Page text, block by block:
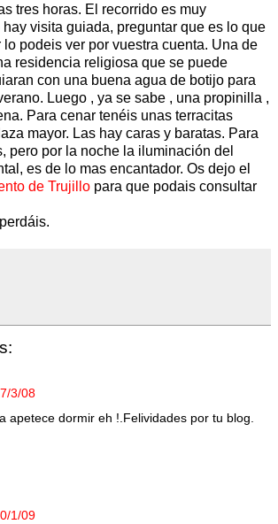
tres horas. El recorrido es muy
visita guiada, preguntar que es lo que
podeis ver por vuestra cuenta. Una de
residencia religiosa que se puede
con una buena agua de botijo para
Luego , ya se sabe , una propinilla ,
Para cenar tenéis unas terracitas
mayor. Las hay caras y baratas. Para
pero por la noche la iluminación del
es de lo mas encantador. Os dejo el
de Trujillo para que podais consultar
3/08
apetece dormir eh !.Felividades por tu blog.
1/09